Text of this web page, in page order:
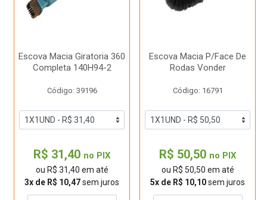
Escova Macia Giratoria 360
Completa 140H94-2
Código: 39196
R$ 31,40 no PIX
ou R$ 31,40 em até
3x de R$ 10,47sem juros
Escova Macia P/Face De
Rodas Vonder
Código: 16791
R$ 50,50 no PIX
ou R$ 50,50 em até
5x de R$ 10,10sem juros